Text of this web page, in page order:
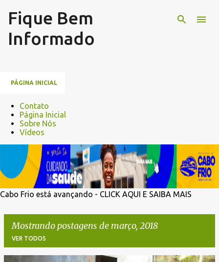
Pular para o conteúdo principal
Fique Bem
Informado
PÁGINA INICIAL
Contato
Página Inicial
Sobre Nós
Vídeos
Cabo Frio está avançando - CLICK AQUI E SAIBA MAIS
Mostrando postagens de março, 2018
VER TODOS